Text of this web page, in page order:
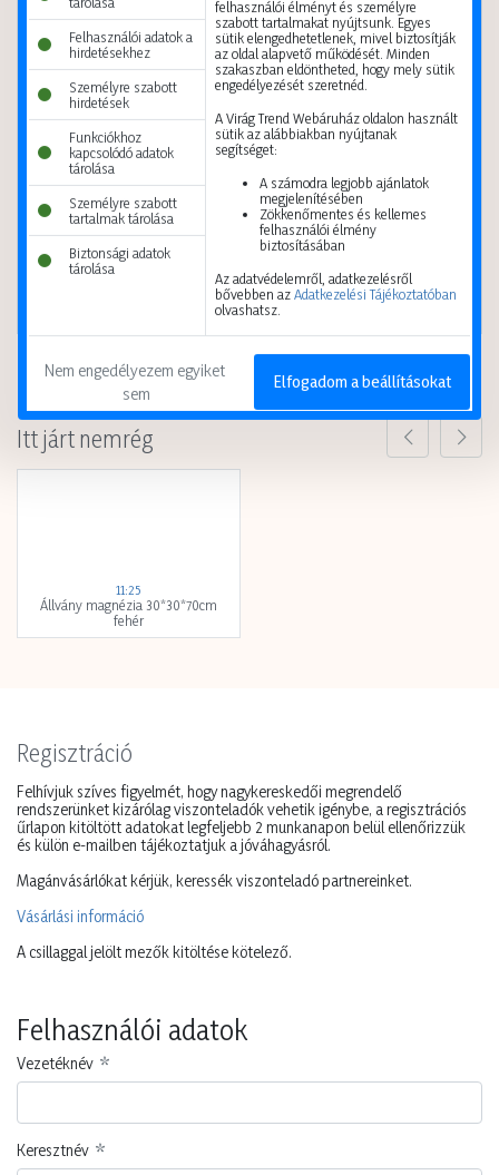
Selyemvirág csokor őszi 39cm sárga
5999124547049
A vásárláshozregisztráció
szükséges.
Selyemvirág dália 95cm 3fej több szín
5999124559400
A vásárláshoz
szükséges.
Kis karton
1 db
Nagy karton600 db
Itt járt nemrég
11:25
Állvány magnézia 30*30*70cm
fehér
Regisztráció
Felhívjuk szíves figyelmét, hogy nagykereskedői megrendelő
rendszerünket kizárólag viszonteladók vehetik igénybe, a regisztrációs
űrlapon kitöltött adatokat legfeljebb 2 munkanapon belül ellenőrizzük
és külön e-mailben tájékoztatjuk a jóváhagyásról.
Magánvásárlókat kérjük, keressék viszonteladó partnereinket.
Vásárlási információ
A csillaggal jelölt mezők kitöltése kötelező.
Felhasználói adatok
Vezetéknév
Keresztnév
Felhasználói adatok a
hirdetésekhez
Személyre szabott
hirdetések
Funkciókhoz
kapcsolódó adatok
tárolása
Személyre szabott
tartalmak tárolása
Biztonsági adatok
tárolása
felhasználói élményt és személyre
szabott tartalmakat nyújtsunk. Egyes
sütik elengedhetetlenek, mivel biztosítják
az oldal alapvető működését. Minden
szakaszban eldöntheted, hogy mely sütik
engedélyezését szeretnéd.
A Virág Trend Webáruház oldalon használt
sütik az alábbiakban nyújtanak
segítséget:
A számodra legjobb ajánlatok
megjelenítésében
Zökkenőmentes és kellemes
felhasználói élmény
biztosításában
Az adatvédelemről, adatkezelésről
bővebben azAdatkezelési Tájékoztatóban
olvashatsz.
Nem engedélyezem egyiket
sem
Elfogadom a beállításokat